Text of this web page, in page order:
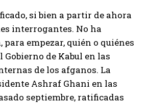
si bien a partir de ahora
interrogantes. No ha
empezar, quién o quiénes
de Kabul en las
de los afganos. La
Ashraf Ghani en las
septiembre, ratificadas